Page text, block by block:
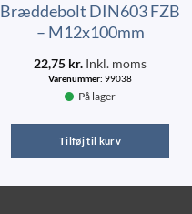
Bræddebolt DIN603 FZB
– M12x100mm
22,75 kr. Inkl. moms
Varenummer: 99038
På lager
Tilføj til kurv